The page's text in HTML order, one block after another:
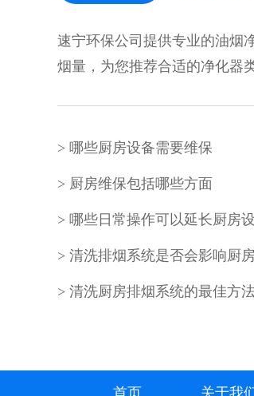
速宁环保公司提供专业的油烟
烟量，为您推荐合适的净化器
哪些厨房设备需要维保
厨房维保包括哪些方面
哪些日常操作可以延长厨房
清洗排烟系统是否会影响厨
清洗厨房排烟系统的最佳方
首页 关于我